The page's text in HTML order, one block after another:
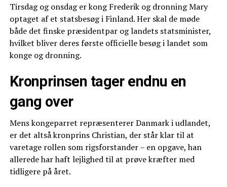
Tirsdag og onsdag er kong Frederik og dronning Mary
optaget af et statsbesøg i Finland. Her skal de møde
både det finske præsidentpar og landets statsminister,
hvilket bliver deres første officielle besøg i landet som
konge og dronning.
Kronprinsen tager endnu en
gang over
Mens kongeparret repræsenterer Danmark i udlandet,
er det altså kronprins Christian, der står klar til at
varetage rollen som rigsforstander – en opgave, han
allerede har haft lejlighed til at prøve kræfter med
tidligere på året.